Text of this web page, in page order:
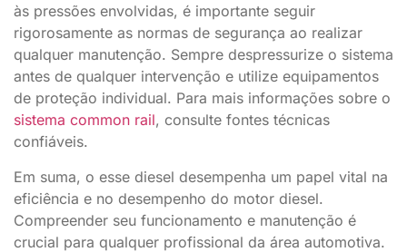
às pressões envolvidas, é importante seguir
rigorosamente as normas de segurança ao realizar
qualquer manutenção. Sempre despressurize o sistema
antes de qualquer intervenção e utilize equipamentos
de proteção individual. Para mais informações sobre o
sistema common rail, consulte fontes técnicas
confiáveis.
Em suma, o esse diesel desempenha um papel vital na
eficiência e no desempenho do motor diesel.
Compreender seu funcionamento e manutenção é
crucial para qualquer profissional da área automotiva.